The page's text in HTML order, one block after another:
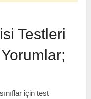
Testleri
için test